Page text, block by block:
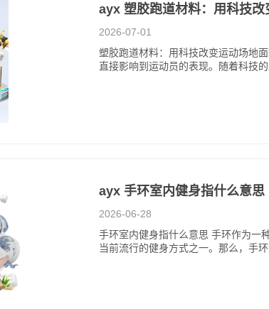
ayx 塑胶跑道材料：用科技改
2026-07-01
塑胶跑道材料：用科技改变运动场地
直接影响到运动员的表现。随着科技
ayx 手环室内健身指什么意思
2026-06-28
手环室内健身指什么意思 手环作为一
当前流行的健身方式之一。那么，手